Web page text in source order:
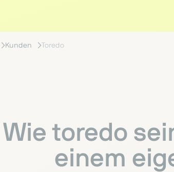
Kunden Toredo
Wie toredo
einem